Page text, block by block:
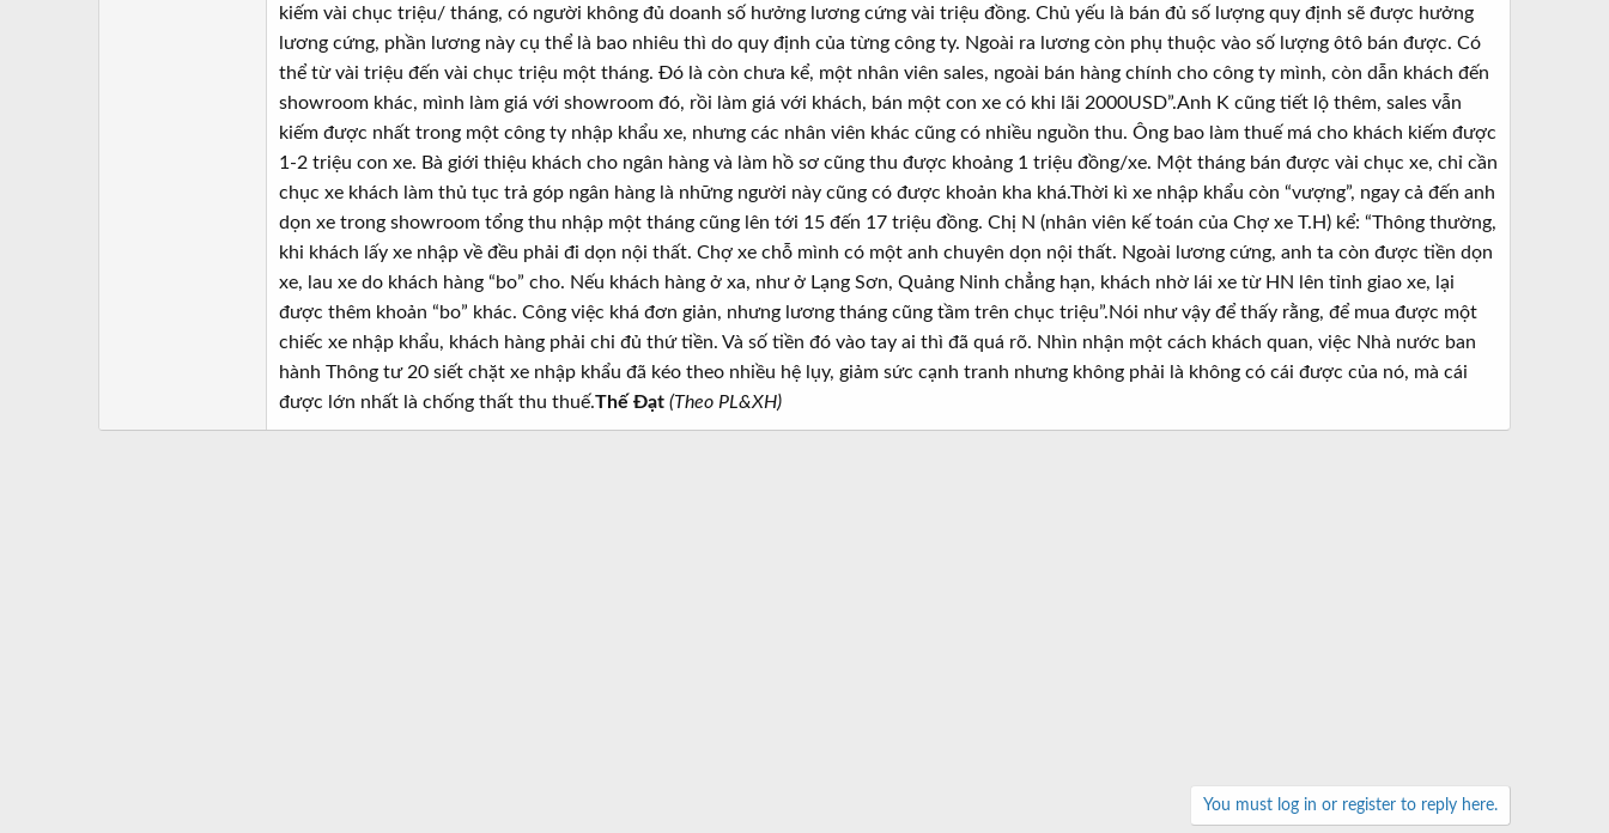
kiếm vài chục triệu/ tháng, có người không đủ doanh số hưởng lương cứng vài triệu đồng. Chủ yếu là bán đủ số lượng quy định sẽ được hưởng
lương cứng, phần lương này cụ thể là bao nhiêu thì do quy định của từng công ty. Ngoài ra lương còn phụ thuộc vào số lượng ôtô bán được. Có
thể từ vài triệu đến vài chục triệu một tháng. Đó là còn chưa kể, một nhân viên sales, ngoài bán hàng chính cho công ty mình, còn dẫn khách đến
showroom khác, mình làm giá với showroom đó, rồi làm giá với khách, bán một con xe có khi lãi 2000USD”.Anh K cũng tiết lộ thêm, sales vẫn
kiếm được nhất trong một công ty nhập khẩu xe, nhưng các nhân viên khác cũng có nhiều nguồn thu. Ông bao làm thuế má cho khách kiếm được
1-2 triệu con xe. Bà giới thiệu khách cho ngân hàng và làm hồ sơ cũng thu được khoảng 1 triệu đồng/xe. Một tháng bán được vài chục xe, chỉ cần
chục xe khách làm thủ tục trả góp ngân hàng là những người này cũng có được khoản kha khá.Thời kì xe nhập khẩu còn “vượng”, ngay cả đến anh
dọn xe trong showroom tổng thu nhập một tháng cũng lên tới 15 đến 17 triệu đồng. Chị N (nhân viên kế toán của Chợ xe T.H) kể: “Thông thường,
khi khách lấy xe nhập về đều phải đi dọn nội thất. Chợ xe chỗ mình có một anh chuyên dọn nội thất. Ngoài lương cứng, anh ta còn được tiền dọn
xe, lau xe do khách hàng “bo” cho. Nếu khách hàng ở xa, như ở Lạng Sơn, Quảng Ninh chẳng hạn, khách nhờ lái xe từ HN lên tỉnh giao xe, lại
được thêm khoản “bo” khác. Công việc khá đơn giản, nhưng lương tháng cũng tầm trên chục triệu”.Nói như vậy để thấy rằng, để mua được một
chiếc xe nhập khẩu, khách hàng phải chi đủ thứ tiền. Và số tiền đó vào tay ai thì đã quá rõ. Nhìn nhận một cách khách quan, việc Nhà nước ban
hành Thông tư 20 siết chặt xe nhập khẩu đã kéo theo nhiều hệ lụy, giảm sức cạnh tranh nhưng không phải là không có cái được của nó, mà cái
được lớn nhất là chống thất thu thuế.Thế Đạt (Theo PL&XH)
You must log in or register to reply here.